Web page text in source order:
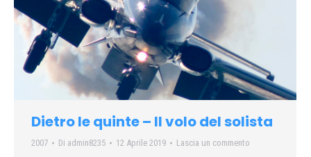
Dietro le quinte – Il volo del solista
2007 Di admin8235 12 Aprile 2019 Lascia un commento